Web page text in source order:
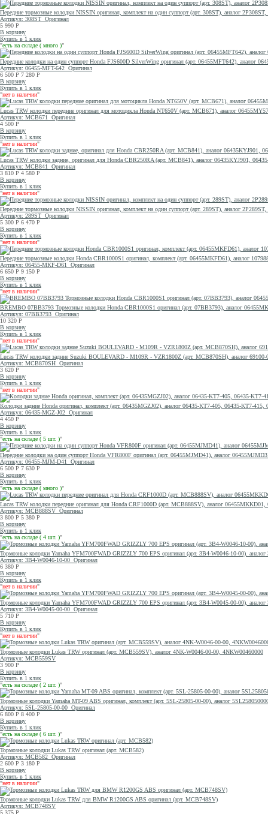
Передние тормозные колодки NISSIN оригинал, комплект на один суппорт (арт. 308ST), аналог
Артикул: 308ST Оригинал
5 990 Р
В корзину
Купить в 1 клик
"есть на складе ( много )"
Передние колодки на один суппорт Honda FJS600D SilverWing оригинал (арт. 06455MFT642), аналог
Артикул: 06455-MFT-642 Оригинал
6 500 Р 7 280 Р
В корзину
Купить в 1 клик
"нет в наличии"
Lucas TRW колодки передние оригинал для мотоцикла Honda NT650V (арт. MCB671), аналог
Артикул: MCB671
Оригинал
4 500 Р
В корзину
Купить в 1 клик
"нет в наличии"
Lucas TRW колодки задние, оригинал для Honda CBR250RA (арт. MCB841), аналог 06435KYJ901,
Артикул: MCB841
Оригинал
3 810 Р 4 580 Р
В корзину
Купить в 1 клик
"нет в наличии"
Передние тормозные колодки NISSIN оригинал, комплект на один суппорт (арт. 289ST), аналог
Артикул: 289ST Оригинал
5 300 Р 6 470 Р
В корзину
Купить в 1 клик
"нет в наличии"
Передние тормозные колодки Honda CBR1000S1 оригинал, комплект (арт. 06455MKFD61), аналог
Артикул: 06455-MKF-D61
Оригинал
6 650 Р 9 150 Р
В корзину
Купить в 1 клик
"нет в наличии"
BREMBO 07BB3793 Тормозные колодки Honda CBR1000S1 оригинал (арт. 07BB3793), аналог
Артикул: 07BB3793 Оригинал
10 320 Р
В корзину
Купить в 1 клик
"нет в наличии"
Lucas TRW колодки задние Suzuki BOULEVARD - M109R - VZR1800Z (арт. MCB870SH), аналог 69100-
Артикул: MCB870SH Оригинал
3 620 Р
В корзину
Купить в 1 клик
"нет в наличии"
Колодки задние Honda оригинал, комплект (арт. 06435MGZJ02), аналог 06435-KT7-405, 06435-
Артикул: 06435-MGZ-J02 Оригинал
4 450 Р
В корзину
Купить в 1 клик
"есть на складе ( 5 шт. )"
Передние колодки на один суппорт Honda VFR800F оригинал (арт. 06455MJMD41), аналог
Артикул: 06455-MJM-D41
Оригинал
6 500 Р 7 630 Р
В корзину
Купить в 1 клик
"есть на складе ( много )"
Lucas TRW колодки передние оригинал для Honda CRF1000D (арт. MCB888SV), аналог
Артикул: MCB888SV Оригинал
3 800 Р 5 380 Р
В корзину
Купить в 1 клик
"есть на складе ( 4 шт. )"
Тормозные колодки Yamaha YFM700FWAD GRIZZLY 700 EPS оригинал (арт. 3B4-W0046-10-00).
Артикул: 3B4-W0046-10-00 Оригинал
6 380 Р
В корзину
Купить в 1 клик
"нет в наличии"
Тормозные колодки Yamaha YFM700FWAD GRIZZLY 700 EPS оригинал (арт. 3B4-W0045-00-00),
Артикул: 3B4-W0045-00-00 Оригинал
5 710 Р
В корзину
Купить в 1 клик
"нет в наличии"
Тормозные колодки Lukas TRW оригинал (арт. MCB559SV), аналог 4NK-W0046-00-00, 4NKW00460000
Артикул: MCB559SV
3 900 Р
В корзину
Купить в 1 клик
"есть на складе ( 2 шт. )"
Тормозные колодки Yamaha MT-09 ABS оригинал, комплект (арт. 5SL-25805-00-00), аналог
Артикул: 5SL-25805-00-00 Оригинал
6 800 Р 8 400 Р
В корзину
Купить в 1 клик
"есть на складе ( 6 шт. )"
Тормозные колодки Lukas TRW оригинал (арт. MCB582)
Артикул: MCB582 Оригинал
2 600 Р 3 180 Р
В корзину
Купить в 1 клик
"нет в наличии"
Тормозные колодки Lukas TRW для BMW R1200GS ABS оригинал (арт. MCB748SV)
Артикул: MCB748SV
5 375 Р